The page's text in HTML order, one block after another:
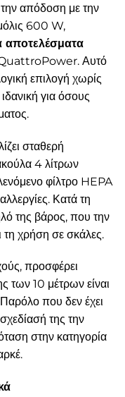
απόδοση με την
600 W,
αποτελέσματα
QuattroPower. Αυτό
επιλογή χωρίς
για όσους
σταθερή
4 λίτρων
φίλτρο HEPA
Κατά τη
της βάρος, που την
τη χρήση σε σκάλες.
προσφέρει
των 10 μέτρων είναι
που δεν έχει
της την
στην κατηγορία